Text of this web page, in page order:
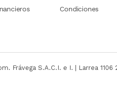
Condiciones
Frávega S.A.C.I. e I. | Larrea 1106